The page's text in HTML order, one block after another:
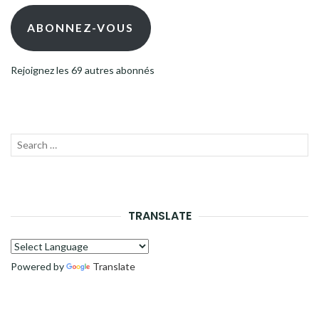
mail ABONNEZ-VOUS
Rejoignez les 69 autres abonnés
Recherche
TRANSLATE
Powered by Translate